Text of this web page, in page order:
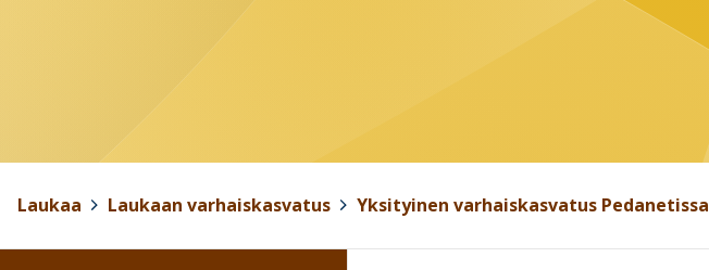
Laukaa Laukaan varhaiskasvatus Yksityinen varhaiskasvatus Pedanetissa